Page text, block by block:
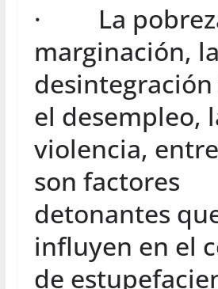
· La
marginación, la
el desempleo,
violencia,
son factores
detonantes
influyen en el
de